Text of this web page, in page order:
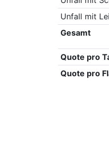
Unfall mit
Gesamt
Quote pro
Quote pro